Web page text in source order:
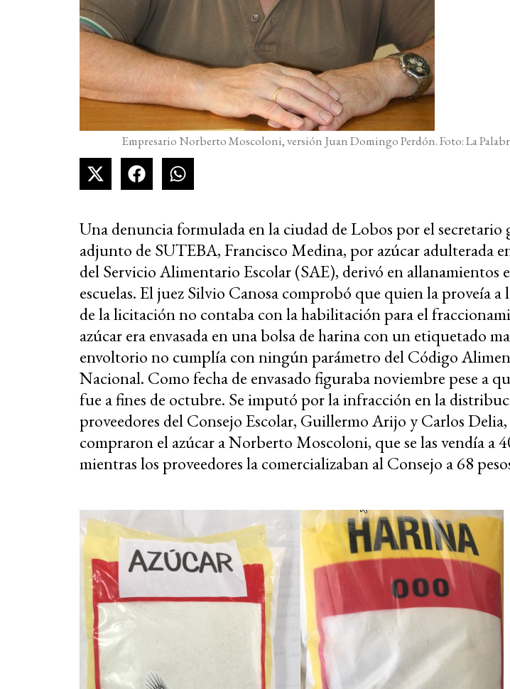
Empresario Norberto Moscoloni, versión Juan Domingo Perdón. Foto: La
Una denuncia formulada en la ciudad de Lobos por el secretario
adjunto de SUTEBA, Francisco Medina, por azúcar adulterada
del Servicio Alimentario Escolar (SAE), derivó en allanamientos
escuelas. El juez Silvio Canosa comprobó que quien la proveía a
de la licitación no contaba con la habilitación para el
azúcar era envasada en una bolsa de harina con un etiquetado
envoltorio no cumplía con ningún parámetro del Código
Nacional. Como fecha de envasado figuraba noviembre pese a
fue a fines de octubre. Se imputó por la infracción en la
proveedores del Consejo Escolar, Guillermo Arijo y Carlos
compraron el azúcar a Norberto Moscoloni, que se las vendía a
mientras los proveedores la comercializaban al Consejo a 68